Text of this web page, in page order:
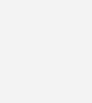
zum Umgang mit
möchten, so